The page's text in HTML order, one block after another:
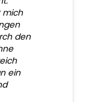
mich
den
ein